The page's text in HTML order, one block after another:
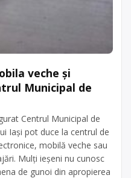
veche și
Municipal de
Centrul Municipal de
Iași pot duce la centrul de
mobilă veche sau
Mulți ieșeni nu cunosc
de gunoi din apropierea